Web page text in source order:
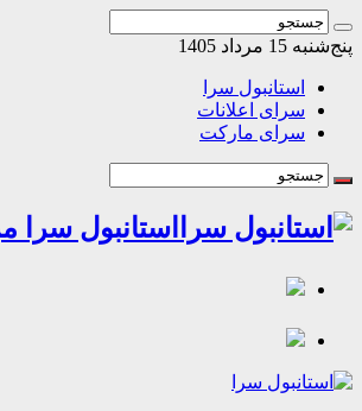
پنج‌شنبه 15 مرداد 1405
استانبول سرا
سرای اعلانات
سرای مارکت
استانبول سرا